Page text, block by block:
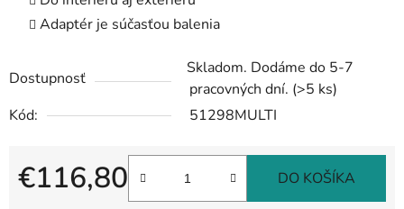
Adaptér je súčasťou balenia
Dostupnosť
Skladom. Dodáme do 5-7
pracovných dní. (>5 ks)
Kód:
51298MULTI
€116,80 DO KOŠÍKA